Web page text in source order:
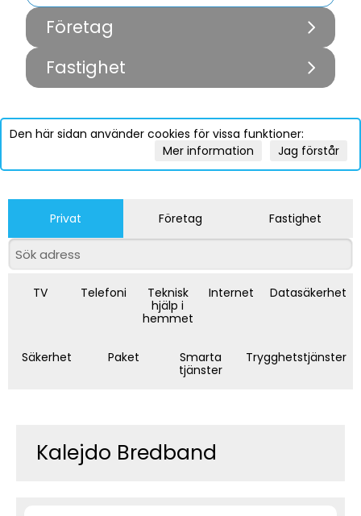
Företag
Fastighet
Den här sidan använder cookies för vissa funktioner:
Jag förstår
Mer information
Privat Företag Fastighet
TV Telefoni
Teknisk
hjälp i
hemmet
Internet Datasäkerhet
Säkerhet Paket
Smarta
tjänster
Trygghetstjänster
Kalejdo Bredband